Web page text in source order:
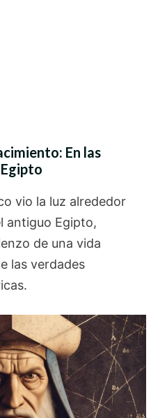
En las
vio la luz alrededor
antiguo Egipto,
de una vida
las verdades